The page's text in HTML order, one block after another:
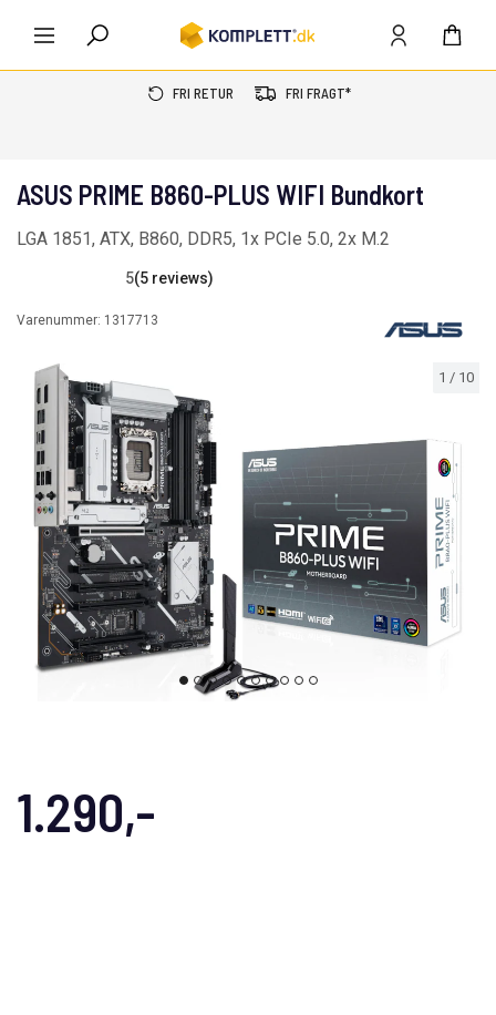
FRI RETUR FRI FRAGT*
1 / 10
ASUS PRIME B860-PLUS WIFI Bundkort
LGA 1851, ATX, B860, DDR5, 1x PCIe 5.0, 2x M.2
5(5 reviews)
Varenummer: 1317713
1.290,-